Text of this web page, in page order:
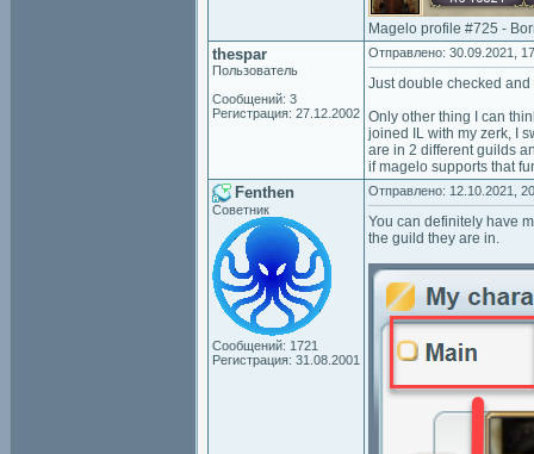
Magelo profile #725 -
thespar
Пользователь
Сообщений: 3
Регистрация: 27.12.2002
Отправлено: 30.09.2021,
Just double checked
Only other thing I can
joined IL with my zerk, I
are in 2 different guilds
if magelo supports that
Fenthen
Советник
Сообщений: 1721
Регистрация: 31.08.2001
Отправлено: 12.10.2021,
You can definitely have
the guild they are in.